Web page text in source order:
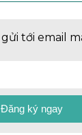
tới email
Đăng ký ngay